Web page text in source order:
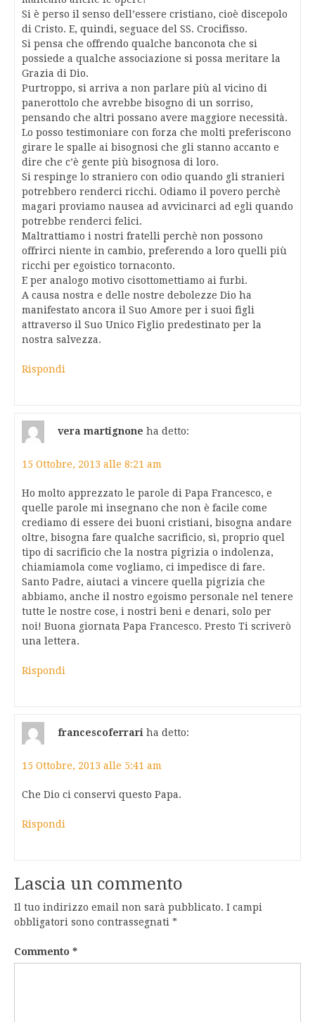
Si è perso il senso dell’essere cristiano, cioè discepolo
di Cristo. E, quindi, seguace del SS. Crocifisso.
Si pensa che offrendo qualche banconota che si
possiede a qualche associazione si possa meritare la
Grazia di Dio.
Purtroppo, si arriva a non parlare più al vicino di
panerottolo che avrebbe bisogno di un sorriso,
pensando che altri possano avere maggiore necessità.
Lo posso testimoniare con forza che molti preferiscono
girare le spalle ai bisognosi che gli stanno accanto e
dire che c’è gente più bisognosa di loro.
Si respinge lo straniero con odio quando gli stranieri
potrebbero renderci ricchi. Odiamo il povero perchè
magari proviamo nausea ad avvicinarci ad egli quando
potrebbe renderci felici.
Maltrattiamo i nostri fratelli perchè non possono
offrirci niente in cambio, preferendo a loro quelli più
ricchi per egoistico tornaconto.
E per analogo motivo cisottomettiamo ai furbi.
A causa nostra e delle nostre debolezze Dio ha
manifestato ancora il Suo Amore per i suoi figli
attraverso il Suo Unico Figlio predestinato per la
nostra salvezza.
Rispondi
vera martignone ha detto:
15 Ottobre, 2013 alle 8:21 am
Ho molto apprezzato le parole di Papa Francesco, e
quelle parole mi insegnano che non è facile come
crediamo di essere dei buoni cristiani, bisogna andare
oltre, bisogna fare qualche sacrificio, sì, proprio quel
tipo di sacrificio che la nostra pigrizia o indolenza,
chiamiamola come vogliamo, ci impedisce di fare.
Santo Padre, aiutaci a vincere quella pigrizia che
abbiamo, anche il nostro egoismo personale nel tenere
tutte le nostre cose, i nostri beni e denari, solo per
noi! Buona giornata Papa Francesco. Presto Ti scriverò
una lettera.
Rispondi
francescoferrari ha detto:
15 Ottobre, 2013 alle 5:41 am
Che Dio ci conservi questo Papa.
Rispondi
Lascia un commento
Il tuo indirizzo email non sarà pubblicato. I campi
obbligatori sono contrassegnati *
Commento *